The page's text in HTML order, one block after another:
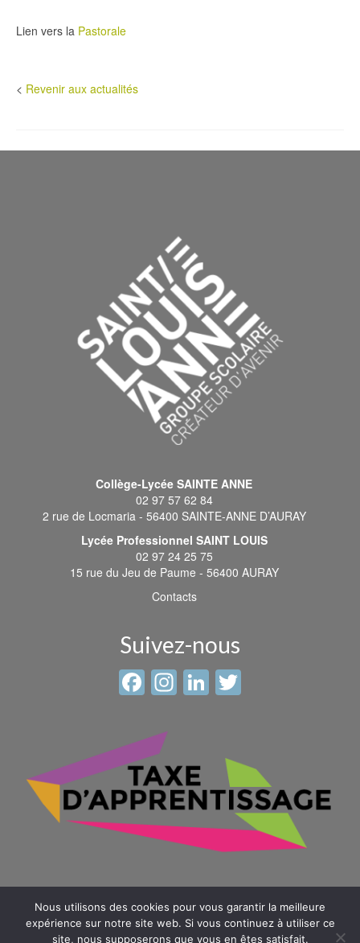
Lien vers la Pastorale
< Revenir aux actualités
Collège-Lycée SAINTE ANNE
02 97 57 62 84
2 rue de Locmaria - 56400 SAINTE-ANNE D’AURAY
Lycée Professionnel SAINT LOUIS
02 97 24 25 75
15 rue du Jeu de Paume - 56400 AURAY
Contacts
Suivez-nous
Facebook
Instagram
LinkedIn
Nous utilisons des cookies pour vous garantir la meilleure
expérience sur notre site web. Si vous continuez à utiliser ce
site, nous supposerons que vous en êtes satisfait.